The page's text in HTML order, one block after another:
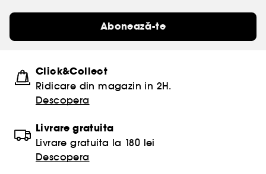
Abonează-te
Click&Collect
Ridicare din magazin in 2H.
Descopera
Livrare gratuita
Livrare gratuita la 180 lei
Descopera